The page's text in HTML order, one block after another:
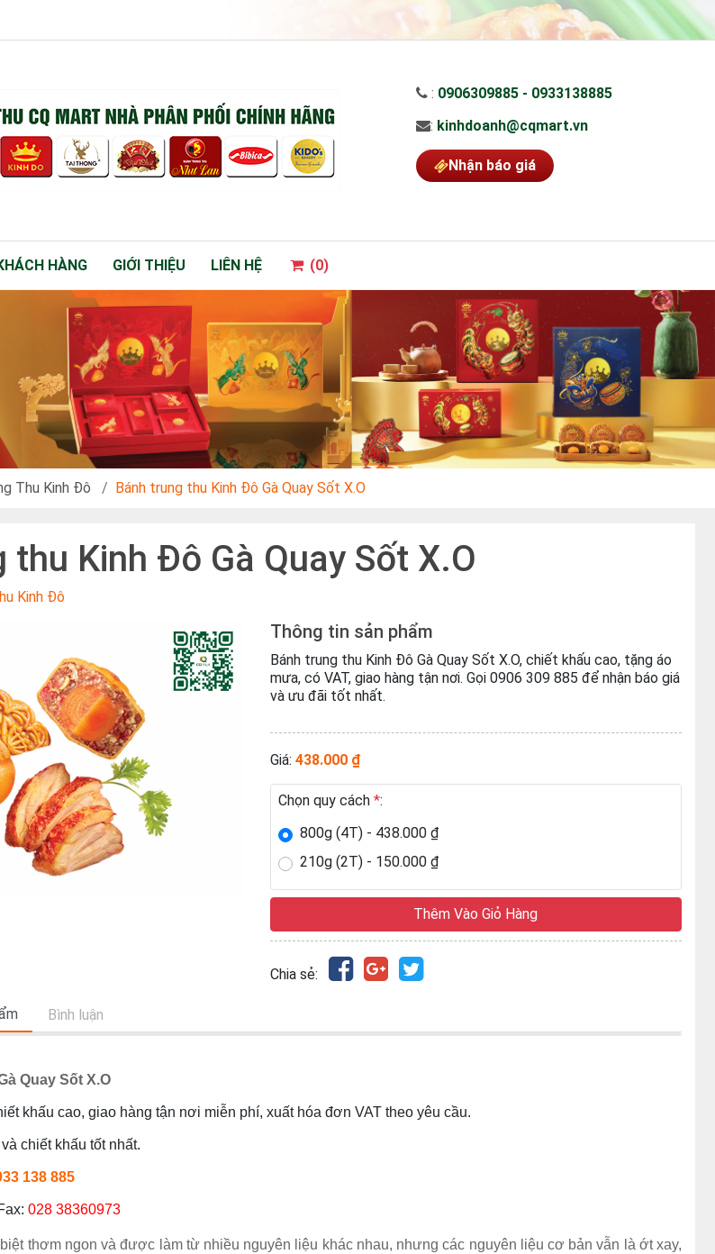
: 0906309885 - 0933138885
: kinhdoanh@cqmart.vn
Nhận báo giá
HÀNG GIỚI THIỆU LIÊN HỆ (0)
Thu Kinh Đô Bánh trung thu Kinh Đô Gà Quay Sốt X.O
thu Kinh Đô Gà Quay Sốt X.O
Kinh Đô
Thông tin sản phẩm
Bánh trung thu Kinh Đô Gà Quay Sốt X.O, chiết khấu cao, tặng áo
mưa, có VAT, giao hàng tận nơi. Gọi 0906 309 885 để nhận báo giá
và ưu đãi tốt nhất.
Giá: 438.000 ₫
Chọn quy cách *:
800g (4T) - 438.000 ₫
210g (2T) - 150.000 ₫
Thêm Vào Giỏ Hàng
Chia sẻ:
Bình luận
Quay Sốt X.O
khấu cao, giao hàng tận nơi miễn phí, xuất hóa đơn VAT theo yêu cầu.
chiết khấu tốt nhất.
138 885
028 38360973
thơm ngon và được làm từ nhiều nguyên liệu khác nhau, nhưng các nguyên liệu cơ bản vẫn là ớt xay,